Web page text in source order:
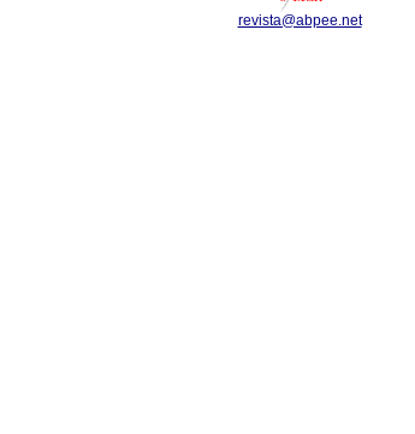
revista@abpee.net